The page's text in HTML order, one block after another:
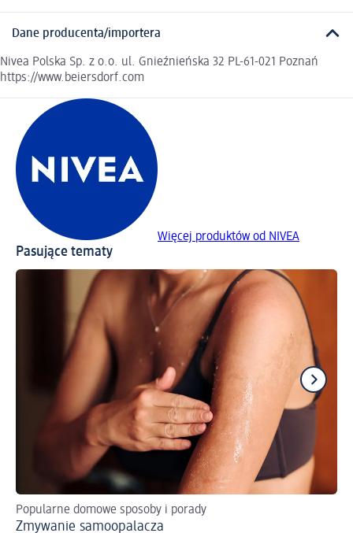
Dane producenta/importera
Nivea Polska Sp. z o.o. ul. Gnieźnieńska 32 PL-61-021 Poznań
https://www.beiersdorf.com
Więcej produktów od NIVEA
Pasujące tematy
Popularne domowe sposoby i porady
Zmywanie samoopalacza